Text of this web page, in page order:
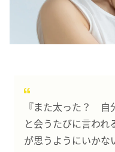
『また太った？ 自
と会うたびに言われ
が思うようにいかな